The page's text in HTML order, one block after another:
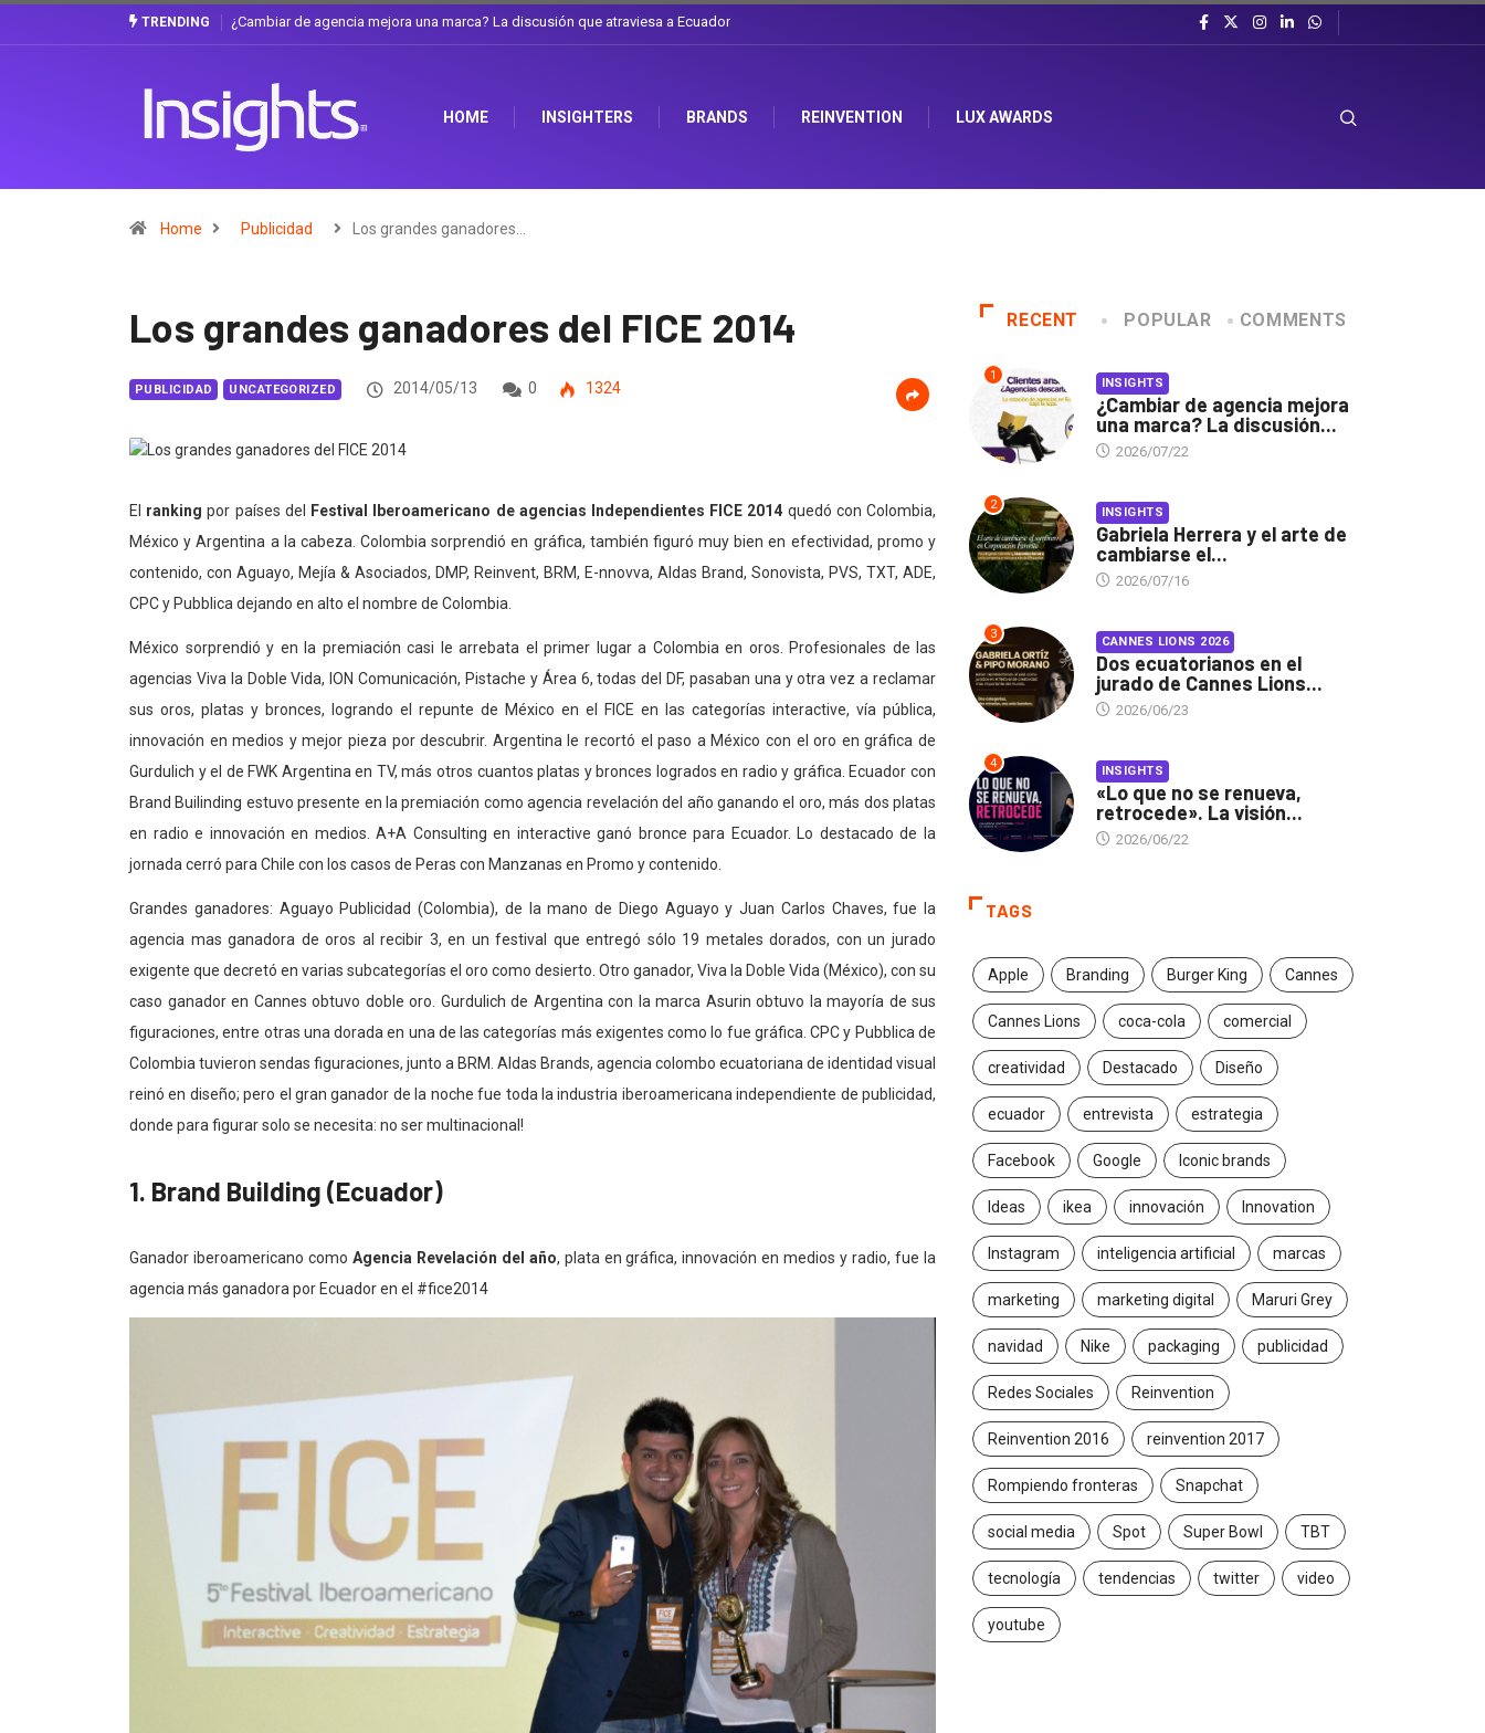
TRENDING Gabriela Herrera y el arte de cambiarse el sombrero en Corporación Favorita
HOME INSIGHTERS BRANDS REINVENTION LUX AWARDS
Home Publicidad Los grandes ganadores…
Los grandes ganadores del FICE 2014
PUBLICIDAD UNCATEGORIZED 2014/05/13 0 1324
El ranking por países del Festival Iberoamericano de agencias Independientes FICE 2014 quedó con Colombia,
México y Argentina a la cabeza. Colombia sorprendió en gráfica, también figuró muy bien en efectividad, promo y
contenido, con Aguayo, Mejía & Asociados, DMP, Reinvent, BRM, E-nnovva, Aldas Brand, Sonovista, PVS, TXT, ADE,
CPC y Pubblica dejando en alto el nombre de Colombia.
México sorprendió y en la premiación casi le arrebata el primer lugar a Colombia en oros. Profesionales de las
agencias Viva la Doble Vida, ION Comunicación, Pistache y Área 6, todas del DF, pasaban una y otra vez a reclamar
sus oros, platas y bronces, logrando el repunte de México en el FICE en las categorías interactive, vía pública,
innovación en medios y mejor pieza por descubrir. Argentina le recortó el paso a México con el oro en gráfica de
Gurdulich y el de FWK Argentina en TV, más otros cuantos platas y bronces logrados en radio y gráfica. Ecuador con
Brand Builinding estuvo presente en la premiación como agencia revelación del año ganando el oro, más dos platas
en radio e innovación en medios. A+A Consulting en interactive ganó bronce para Ecuador. Lo destacado de la
jornada cerró para Chile con los casos de Peras con Manzanas en Promo y contenido.
Grandes ganadores: Aguayo Publicidad (Colombia), de la mano de Diego Aguayo y Juan Carlos Chaves, fue la
agencia mas ganadora de oros al recibir 3, en un festival que entregó sólo 19 metales dorados, con un jurado
exigente que decretó en varias subcategorías el oro como desierto. Otro ganador, Viva la Doble Vida (México), con su
caso ganador en Cannes obtuvo doble oro. Gurdulich de Argentina con la marca Asurin obtuvo la mayoría de sus
figuraciones, entre otras una dorada en una de las categorías más exigentes como lo fue gráfica. CPC y Pubblica de
Colombia tuvieron sendas figuraciones, junto a BRM. Aldas Brands, agencia colombo ecuatoriana de identidad visual
reinó en diseño; pero el gran ganador de la noche fue toda la industria iberoamericana independiente de publicidad,
donde para figurar solo se necesita: no ser multinacional!
1. Brand Building (Ecuador)
Ganador iberoamericano como Agencia Revelación del año, plata en gráfica, innovación en medios y radio, fue la
agencia más ganadora por Ecuador en el #fice2014
RECENT POPULAR COMMENTS
1 INSIGHTS
¿Cambiar de agencia mejora
una marca? La discusión...
2026/07/22
2 INSIGHTS
Gabriela Herrera y el arte de
cambiarse el...
2026/07/16
3 CANNES LIONS 2026
Dos ecuatorianos en el
jurado de Cannes Lions...
2026/06/23
4 INSIGHTS
«Lo que no se renueva,
retrocede». La visión...
2026/06/22
TAGS
Apple Branding Burger King Cannes
Cannes Lions coca-cola comercial
creatividad Destacado Diseño
ecuador entrevista estrategia
Facebook Google Iconic brands
Ideas ikea innovación Innovation
Instagram inteligencia artificial marcas
marketing marketing digital Maruri Grey
navidad Nike packaging publicidad
Redes Sociales Reinvention
Reinvention 2016 reinvention 2017
Rompiendo fronteras Snapchat
social media Spot Super Bowl TBT
tecnología tendencias twitter video
youtube